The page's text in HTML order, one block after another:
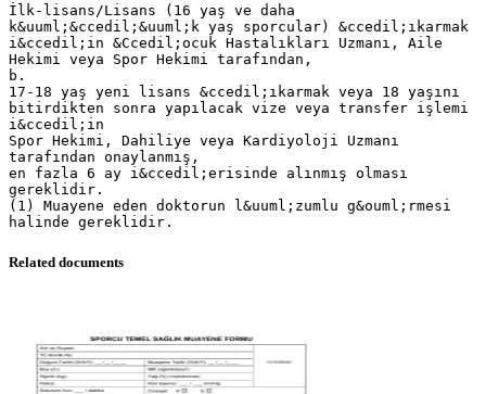
İlk-lisans/Lisans (16 yaş ve daha
k&uuml;&ccedil;&uuml;k yaş sporcular) &ccedil;ıkarmak
i&ccedil;in &Ccedil;ocuk Hastalıkları Uzmanı, Aile
Hekimi veya Spor Hekimi tarafından,
b.
17-18 yaş yeni lisans &ccedil;ıkarmak veya 18 yaşını
bitirdikten sonra yapılacak vize veya transfer işlemi
i&ccedil;in
Spor Hekimi, Dahiliye veya Kardiyoloji Uzmanı
tarafından onaylanmış,
en fazla 6 ay i&ccedil;erisinde alınmış olması
gereklidir.
(1) Muayene eden doktorun l&uuml;zumlu g&ouml;rmesi
Related documents